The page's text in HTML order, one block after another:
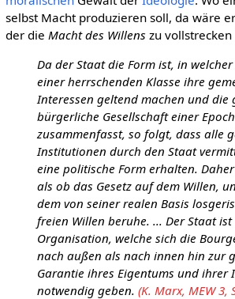
selbst Macht produzieren soll, da wäre
der die Macht des Willens zu
Da der Staat die Form ist, in
einer herrschenden Klasse ihre
Interessen geltend machen und die
bürgerliche Gesellschaft einer
zusammenfasst, so folgt, dass alle
Institutionen durch den Staat
eine politische Form erhalten.
als ob das Gesetz auf dem Willen,
dem von seiner realen Basis
freien Willen beruhe. ... Der Staat
Organisation, welche sich die
nach außen als nach innen hin zur
Garantie ihres Eigentums und ihrer
notwendig geben. (K. Marx, MEW 3,